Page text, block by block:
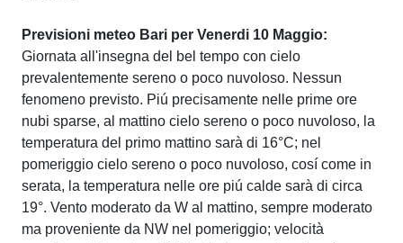
Previsioni meteo Bari per Venerdi 10 Maggio:
Giornata all'insegna del bel tempo con cielo
prevalentemente sereno o poco nuvoloso. Nessun
fenomeno previsto. Piú precisamente nelle prime ore
nubi sparse, al mattino cielo sereno o poco nuvoloso, la
temperatura del primo mattino sarà di 16°C; nel
pomeriggio cielo sereno o poco nuvoloso, cosí come in
serata, la temperatura nelle ore piú calde sarà di circa
19°. Vento moderato da W al mattino, sempre moderato
ma proveniente da NW nel pomeriggio; velocità